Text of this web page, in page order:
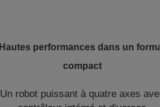
Hautes performances dans un
compact
Un robot puissant à quatre axes